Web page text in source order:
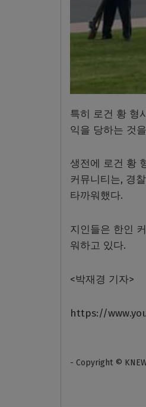
특히 로건 황 형
익을 당하는 것
생전에 로건 황
커뮤니티는, 경
타까워했다.
지인들은 한인
워하고 있다.
<박재경 기자>
https://
- Copyright ©